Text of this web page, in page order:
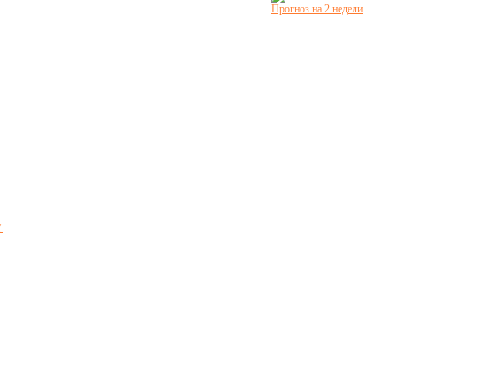
Прогноз на 2 недели